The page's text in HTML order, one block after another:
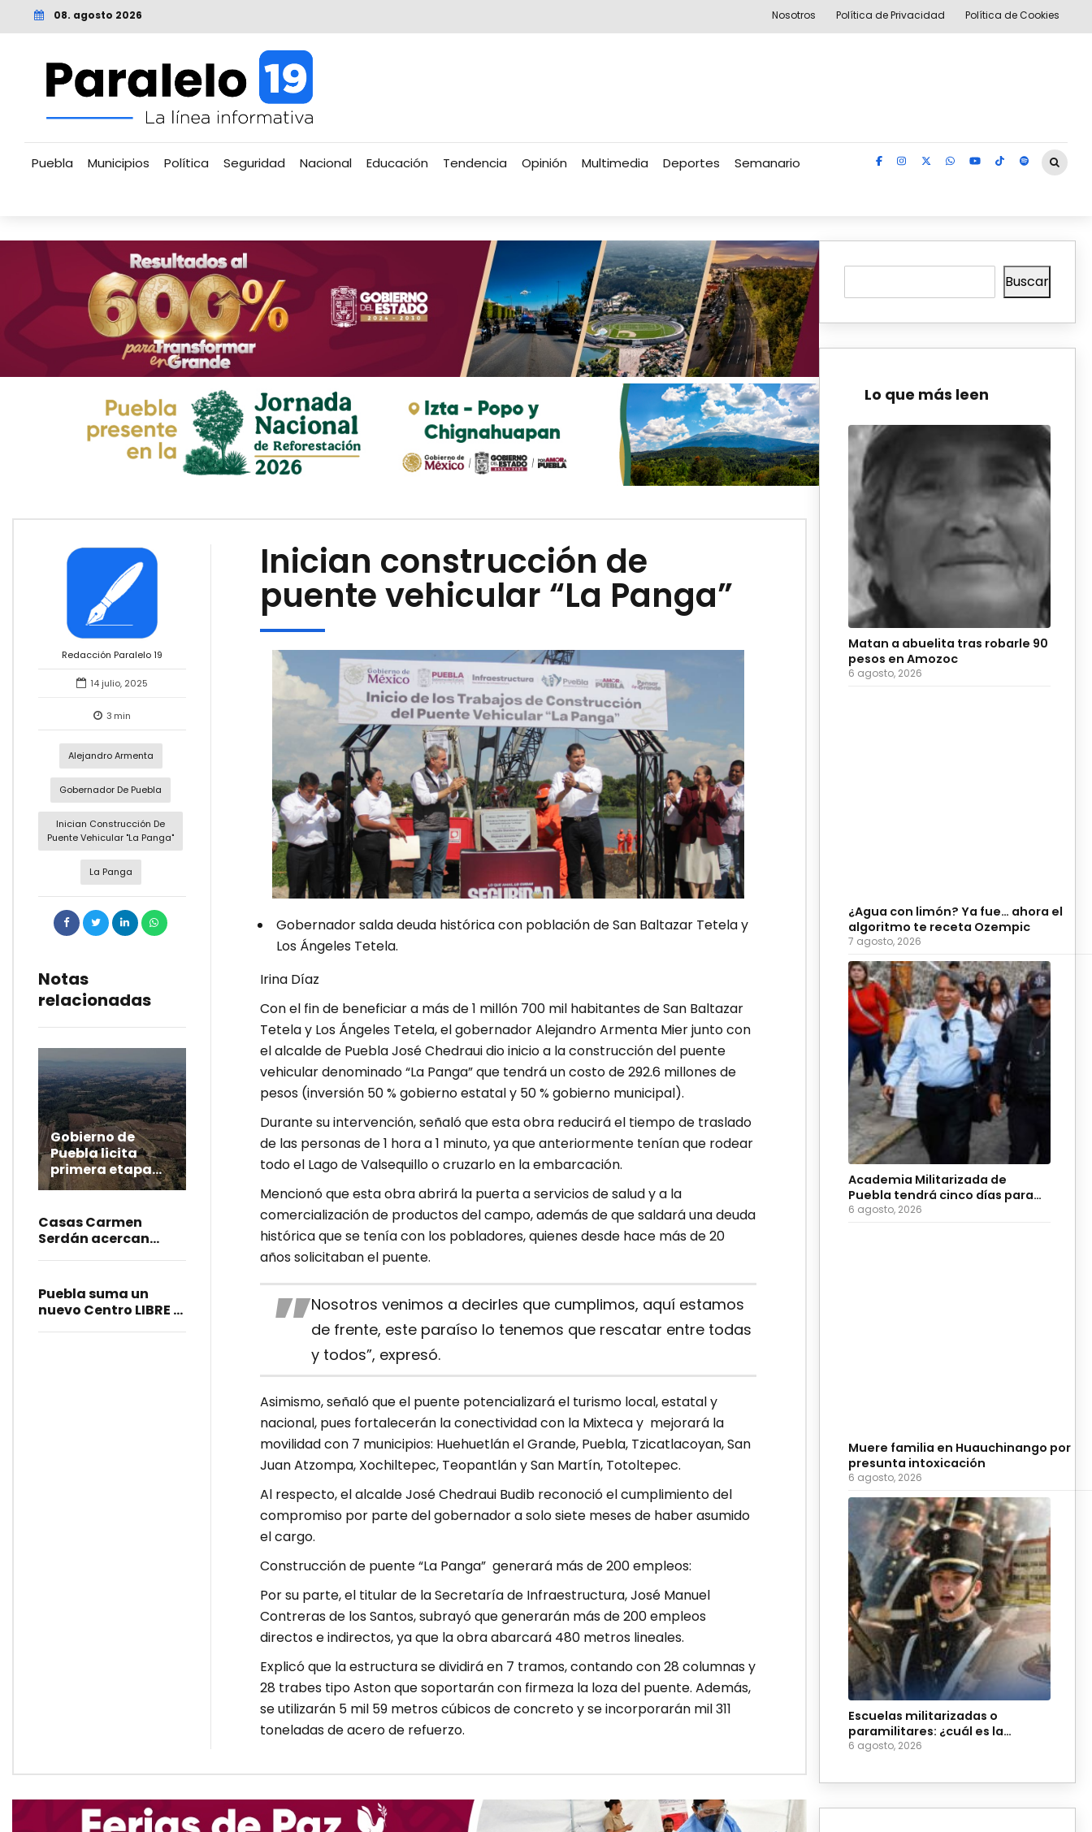
08. agosto 2026 Nosotros Política de Privacidad Política de Cookies
Puebla Municipios Política Seguridad Nacional Educación Tendencia Opinión Multimedia Deportes Semanario
Redacción Paralelo 19
14 julio, 2025
3 min
Alejandro Armenta
Gobernador De Puebla
Inician Construcción De
Puente Vehicular "La Panga"
La Panga
Notas
relacionadas
Gobierno de
Puebla licita
primera etapa
del Ecoparque La
Casas Carmen
Serdán acercan
Puebla
Puebla suma un
nuevo Centro LIBRE y
Inician construcción de
puente vehicular “La Panga”
Gobernador salda deuda histórica con población de San Baltazar Tetela y
Los Ángeles Tetela.
Irina Díaz
Con el fin de beneficiar a más de 1 millón 700 mil habitantes de San Baltazar
Tetela y Los Ángeles Tetela, el gobernador Alejandro Armenta Mier junto con
el alcalde de Puebla José Chedraui dio inicio a la construcción del puente
vehicular denominado “La Panga” que tendrá un costo de 292.6 millones de
pesos (inversión 50 % gobierno estatal y 50 % gobierno municipal).
Durante su intervención, señaló que esta obra reducirá el tiempo de traslado
de las personas de 1 hora a 1 minuto, ya que anteriormente tenían que rodear
todo el Lago de Valsequillo o cruzarlo en la embarcación.
Mencionó que esta obra abrirá la puerta a servicios de salud y a la
comercialización de productos del campo, además de que saldará una deuda
histórica que se tenía con los pobladores, quienes desde hace más de 20
años solicitaban el puente.
Nosotros venimos a decirles que cumplimos, aquí estamos
de frente, este paraíso lo tenemos que rescatar entre todas
y todos”, expresó.
Asimismo, señaló que el puente potencializará el turismo local, estatal y
nacional, pues fortalecerán la conectividad con la Mixteca y mejorará la
movilidad con 7 municipios: Huehuetlán el Grande, Puebla, Tzicatlacoyan, San
Juan Atzompa, Xochiltepec, Teopantlán y San Martín, Totoltepec.
Al respecto, el alcalde José Chedraui Budib reconoció el cumplimiento del
compromiso por parte del gobernador a solo siete meses de haber asumido
el cargo.
Construcción de puente “La Panga” generará más de 200 empleos:
Por su parte, el titular de la Secretaría de Infraestructura, José Manuel
Contreras de los Santos, subrayó que generarán más de 200 empleos
directos e indirectos, ya que la obra abarcará 480 metros lineales.
Explicó que la estructura se dividirá en 7 tramos, contando con 28 columnas y
28 trabes tipo Aston que soportarán con firmeza la loza del puente. Además,
se utilizarán 5 mil 59 metros cúbicos de concreto y se incorporarán mil 311
toneladas de acero de refuerzo.
Buscar
Lo que más leen
Matan a abuelita tras robarle 90
pesos en Amozoc
6 agosto, 2026
¿Agua con limón? Ya fue… ahora el
algoritmo te receta Ozempic
7 agosto, 2026
Academia Militarizada de
Puebla tendrá cinco días para
evitar suspensión
6 agosto, 2026
Muere familia en Huauchinango por
presunta intoxicación
6 agosto, 2026
Escuelas militarizadas o
paramilitares: ¿cuál es la
diferencia?
6 agosto, 2026